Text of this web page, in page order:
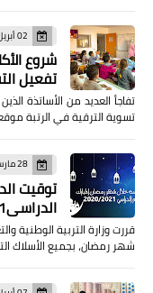
02 أبريل 2021
شروع
تفعيل
تفاجأ العديد من الأساتذة
تسوية الترقية في الرتبة
28 مارس 2021
توقيت
الدراسي2020/2021
قررت وزارة التربية الوطنية
شهر رمضان، بجميع الأسلاك